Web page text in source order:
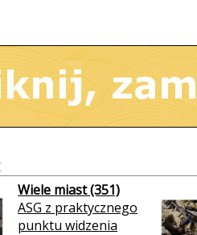
Wiele miast (351)
ASG z praktycznego
punktu widzenia